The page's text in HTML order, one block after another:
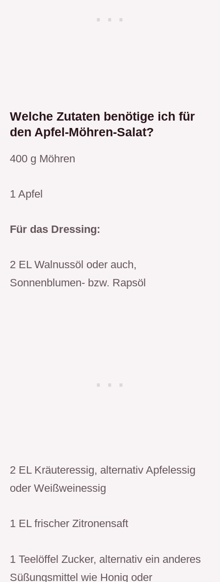
Welche Zutaten benötige ich für
den Apfel-Möhren-Salat?
400 g Möhren
1 Apfel
Für das Dressing:
2 EL Walnussöl oder auch,
Sonnenblumen- bzw. Rapsöl
2 EL Kräuteressig, alternativ Apfelessig
oder Weißweinessig
1 EL frischer Zitronensaft
1 Teelöffel Zucker, alternativ ein anderes
Süßungsmittel wie Honig oder